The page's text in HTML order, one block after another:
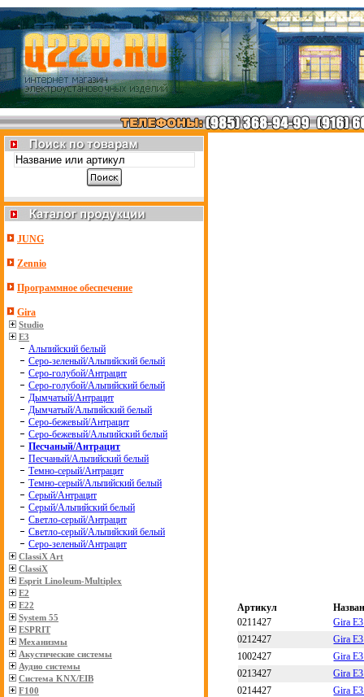
JUNG
Zennio
Программное обеспечение
Gira
Studio
E3
Альпийский белый
Серо-зеленый/Альпийский белый
Серо-голубой/Антрацит
Серо-голубой/Альпийский белый
Дымчатый/Антрацит
Дымчатый/Альпийский белый
Серо-бежевый/Антрацит
Серо-бежевый/Альпийский белый
Песчаный/Антрацит
Песчаный/Альпийский белый
Темно-серый/Антрацит
Темно-серый/Альпийский белый
Серый/Антрацит
Серый/Альпийский белый
Светло-серый/Антрацит
Светло-серый/Альпийский белый
Серо-зеленый/Антрацит
ClassiX Art
ClassiX
Esprit Linoleum-Multiplex
E2
E22
System 55
ESPRIT
Механизмы
Акустические системы
Аудио системы
Система KNX/EIB
F100
Артикул
0211427
Gira
0212427
Gira
1002427
Gira
0213427
Gira
0214427
Gira